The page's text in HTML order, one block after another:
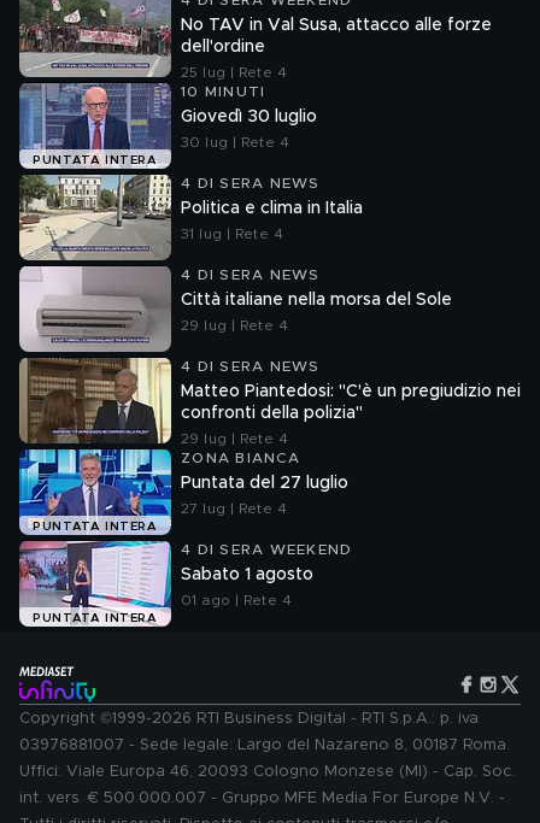
No TAV in Val Susa, attacco alle forze
dell'ordine
25 lug | Rete 4
PUNTATA INTERA
10 MINUTI
Giovedì 30 luglio
30 lug | Rete 4
4 DI SERA NEWS
Politica e clima in Italia
31 lug | Rete 4
4 DI SERA NEWS
Città italiane nella morsa del Sole
29 lug | Rete 4
4 DI SERA NEWS
Matteo Piantedosi: "C'è un pregiudizio nei
confronti della polizia"
29 lug | Rete 4
PUNTATA INTERA
ZONA BIANCA
Puntata del 27 luglio
27 lug | Rete 4
PUNTATA INTERA
4 DI SERA WEEKEND
Sabato 1 agosto
01 ago | Rete 4
Copyright ©1999-2026 RTI Business Digital - RTI S.p.A.: p. iva
03976881007 - Sede legale: Largo del Nazareno 8, 00187 Roma.
Uffici: Viale Europa 46, 20093 Cologno Monzese (MI) - Cap. Soc.
int. vers. € 500.000.007 - Gruppo MFE Media For Europe N.V. -